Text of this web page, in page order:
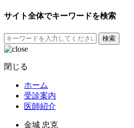
サイト全体でキーワードを検索
検索
閉じる
ホーム
受診案内
医師紹介
金城 忠克